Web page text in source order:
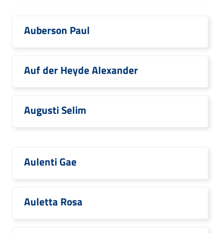
Auberson Paul
Auf der Heyde Alexander
Augusti Selim
Aulenti Gae
Auletta Rosa